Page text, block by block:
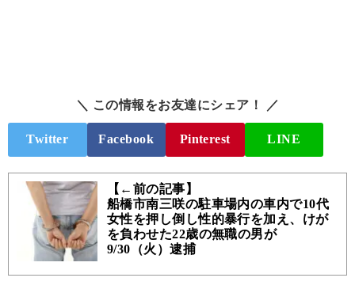
＼ この情報をお友達にシェア！ ／
Twitter Facebook Pinterest LINE
【←前の記事】
船橋市南三咲の駐車場内の車内で10代
女性を押し倒し性的暴行を加え、けが
を負わせた22歳の無職の男が
9/30（火）逮捕